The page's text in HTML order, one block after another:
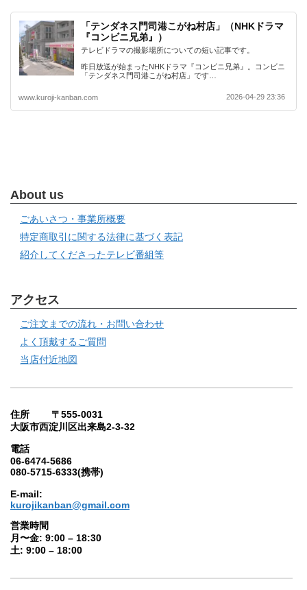
「テンダネス門司港こがね村店」（NHKドラマ
『コンビニ兄弟』）
テレビドラマの撮影場所についての短い記事です。
昨日放送が始まったNHKドラマ『コンビニ兄弟』。コンビニ
「テンダネス門司港こがね村店」です…
www.kuroji-kanban.com 2026-04-29 23:36
About us
ごあいさつ・事業所概要
特定商取引に関する法律に基づく表記
紹介してくださったテレビ番組等
アクセス
ご注文までの流れ・お問い合わせ
よく頂戴するご質問
当店付近地図
住所 〒555-0031
大阪市西淀川区出来島2-3-32
電話
06-6474-5686
080-5715-6333(携帯)
E-mail:
kurojikanban@gmail.com
営業時間
月〜金: 9:00 – 18:30
土: 9:00 – 18:00